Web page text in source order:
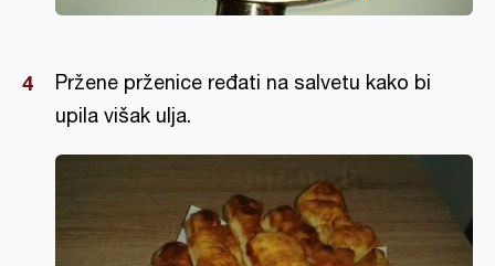
Pržene prženice ređati na salvetu kako bi
upila višak ulja.